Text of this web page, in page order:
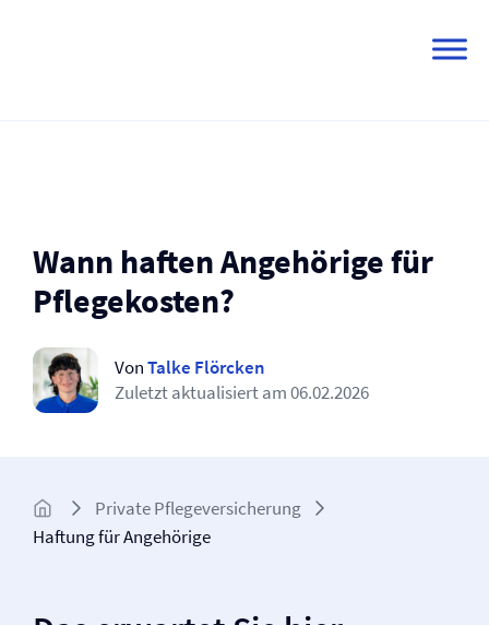
Wann haften Angehörige für
Pflegekosten?
VonTalke Flörcken
Zuletzt aktualisiert am06.02.2026
Private Pflege­versicherung
Haftung für Angehörige